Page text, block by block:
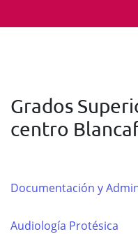
Grados
centro
Documentación y
Audiología Protésica